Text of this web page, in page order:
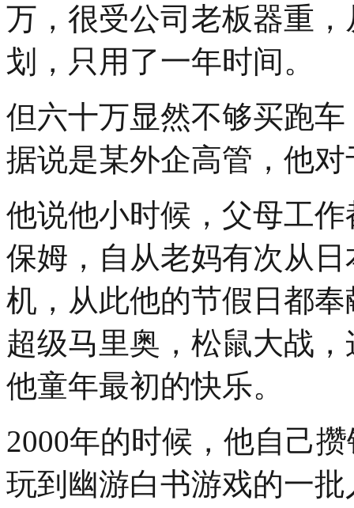
万，很受公司老板器重
划，只用了一年时间。
但六十万显然不够买跑
据说是某外企高管，他
他说他小时候，父母工
保姆，自从老妈有次从
机，从此他的节假日都
超级马里奥，松鼠大战
他童年最初的快乐。
2000年的时候，他自己
玩到幽游白书游戏的一